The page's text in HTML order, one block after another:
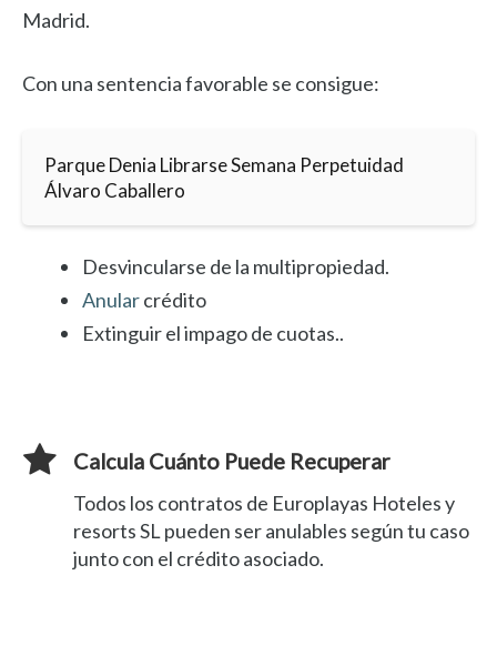
Madrid.
Con una sentencia favorable se consigue:
Parque Denia Librarse Semana Perpetuidad
Álvaro Caballero
Desvincularse de la multipropiedad.
Anularcrédito
Extinguir el impago de cuotas..
Calcula Cuánto Puede Recuperar
Todos los contratos de Europlayas Hoteles y
resorts SL pueden ser anulables según tu caso
junto con el crédito asociado.